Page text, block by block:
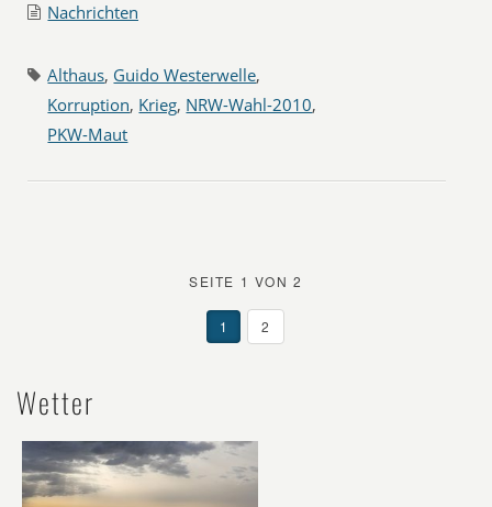
Nachrichten
Althaus, Guido Westerwelle,
Korruption, Krieg, NRW-Wahl-2010,
PKW-Maut
SEITE 1 VON 2
1 2
Wetter